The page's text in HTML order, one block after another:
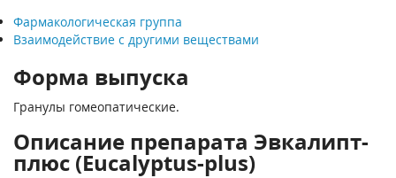
Фармакологическая группа
Взаимодействие с другими веществами
Форма выпуска
Гранулы гомеопатические.
Описание препарата Эвкалипт-
плюс (Eucalyptus-plus)